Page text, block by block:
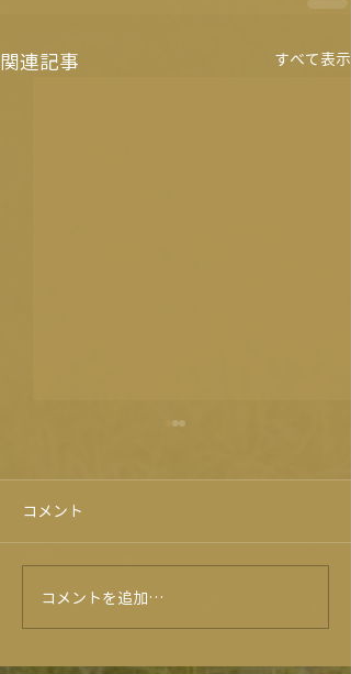
関連記事 すべて表示
フォトコンテスト2025
コメント
コメントを追加…